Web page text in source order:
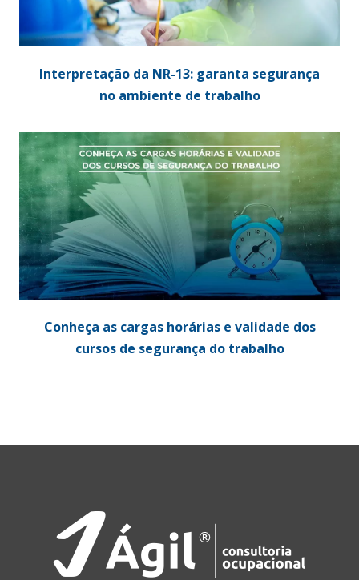
Interpretação da NR-13: garanta segurança
no ambiente de trabalho
Conheça as cargas horárias e validade dos
cursos de segurança do trabalho